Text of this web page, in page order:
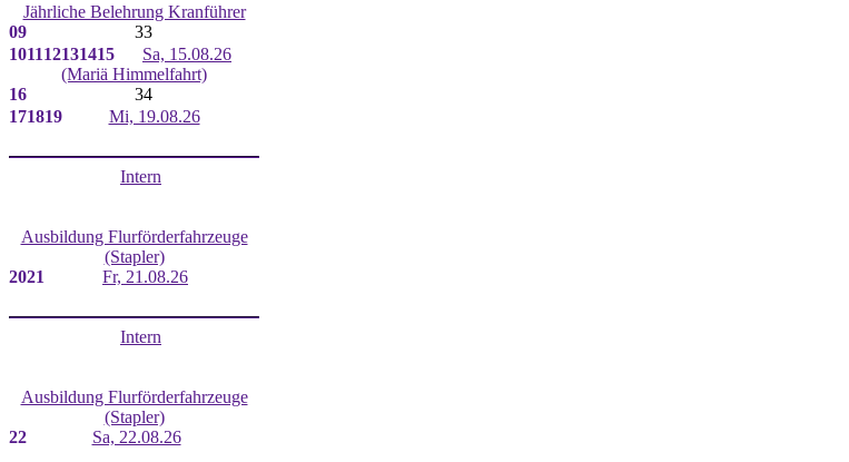
Jährliche Belehrung Kranführer
09
33
101112131415
Sa, 15.08.26
(Mariä Himmelfahrt)
16
34
171819 Mi, 19.08.26
Intern
Ausbildung Flurförderfahrzeuge
(Stapler)
2021 Fr, 21.08.26
Intern
Ausbildung Flurförderfahrzeuge
(Stapler)
22
Sa, 22.08.26